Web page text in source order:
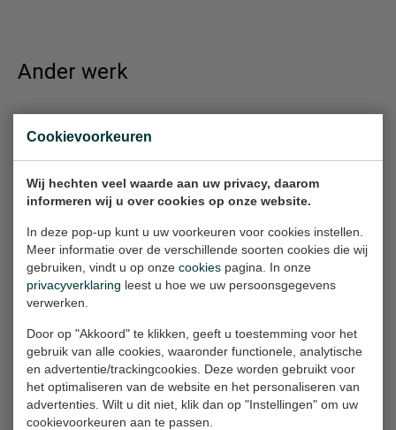
Cookievoorkeuren
Wij hechten veel waarde aan uw privacy, daarom
informeren wij u over cookies op onze website.
In deze pop-up kunt u uw voorkeuren voor cookies instellen.
Meer informatie over de verschillende soorten cookies die wij
gebruiken, vindt u op onze cookies pagina. In onze
privacyverklaring leest u hoe we uw persoonsgegevens
verwerken.
Door op "Akkoord" te klikken, geeft u toestemming voor het
gebruik van alle cookies, waaronder functionele, analytische
en advertentie/trackingcookies. Deze worden gebruikt voor
het optimaliseren van de website en het personaliseren van
advertenties. Wilt u dit niet, klik dan op "Instellingen" om uw
cookievoorkeuren aan te passen.
Ander werk
Painting, 120x90x2 cm
(w/h/d)
Verkocht
Work on paper, 100x70 cm
(w/h)
€360,-
Knut
Painting, 120x90x2 cm
(w/h/d)
Verkocht
Campus (Prins
Hendriklaan)
(w/h)
€360,-
Koersk - 141 (part 2
Meha